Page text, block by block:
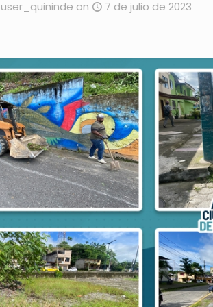
user_quininde on 7 de julio de 2023